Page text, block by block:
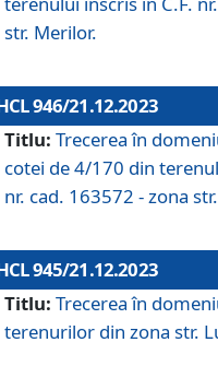
str. Merilor.
946/21.12.2023
Titlu: Trecerea în
cotei de 4/170 din
nr. cad. 163572 - zona
945/21.12.2023
Titlu: Trecerea în
terenurilor din zona str.